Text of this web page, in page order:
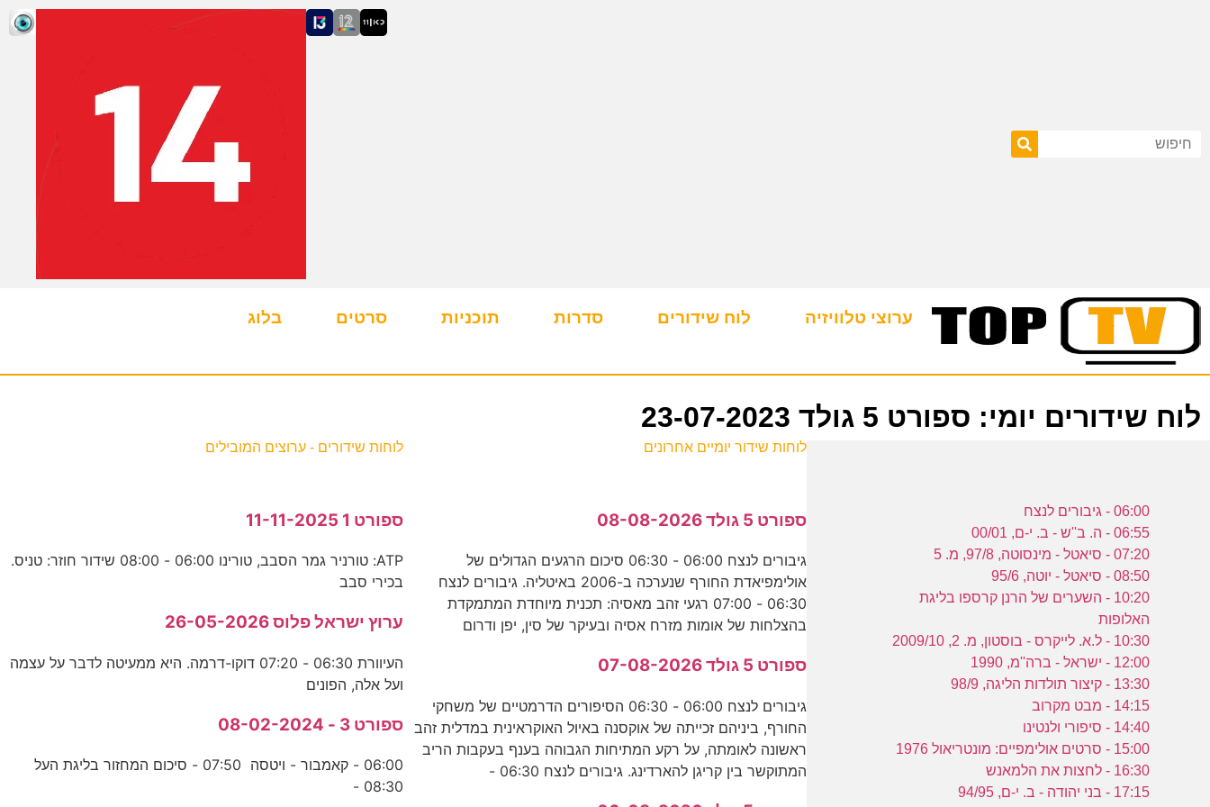
ערוצי טלוויזיה לוח שידורים סדרות תוכניות סרטים בלוג
לוח שידורים יומי: ספורט 5 גולד 23-07-2023
06:00 - גיבורים לנצח
06:55 - ה. ב''ש - ב. י-ם, 00/01
07:20 - סיאטל - מינסוטה, 97/8, מ. 5
08:50 - סיאטל - יוטה, 95/6
10:20 - השערים של הרנן קרספו בליגת
האלופות
10:30 - ל.א. לייקרס - בוסטון, מ. 2, 2009/10
12:00 - ישראל - ברה''מ, 1990
13:30 - קיצור תולדות הליגה, 98/9
14:15 - מבט מקרוב
14:40 - סיפורי ולנטינו
15:00 - סרטים אולימפיים: מונטריאול 1976
16:30 - לחצות את הלמאנש
17:15 - בני יהודה - ב. י-ם, 94/95
לוחות שידור יומיים אחרונים
ספורט 5 גולד 08-08-2026
גיבורים לנצח 06:00 - 06:30 סיכום הרגעים הגדולים של
אולימפיאדת החורף שנערכה ב-2006 באיטליה. גיבורים לנצח
06:30 - 07:00 רגעי זהב מאסיה: תכנית מיוחדת המתמקדת
בהצלחות של אומות מזרח אסיה ובעיקר של סין, יפן ודרום
ספורט 5 גולד 07-08-2026
גיבורים לנצח 06:00 - 06:30 הסיפורים הדרמטיים של משחקי
החורף, ביניהם זכייתה של אוקסנה באיול האוקראינית במדלית זהב
ראשונה לאומתה, על רקע המתיחות הגבוהה בענף בעקבות הריב
המתוקשר בין קריגן להארדינג. גיבורים לנצח 06:30 -
לוחות שידורים - ערוצים המובילים
ספורט 1 11-11-2025
ATP: טורניר גמר הסבב, טורינו 06:00 - 08:00 שידור חוזר: טניס.
בכירי סבב
ערוץ ישראל פלוס 26-05-2026
העיוורת 06:30 - 07:20 דוקו-דרמה. היא ממעיטה לדבר על עצמה
ועל אלה, הפונים
ספורט 3 - 08-02-2024
06:00 - קאמבור - ויטסה 07:50 - סיכום המחזור בליגת העל
08:30 -